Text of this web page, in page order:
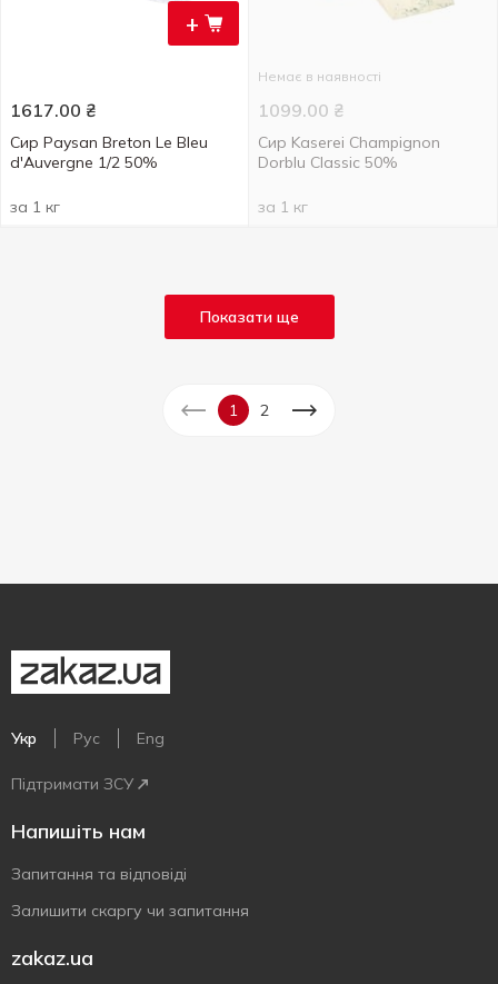
+
1617.00 ₴
Сир Paysan Breton Le Bleu
d'Auvergne 1/2 50%
за 1 кг
Немає в наявності
1099.00 ₴
Сир Kaserei Champignon
Dorblu Classic 50%
за 1 кг
Показати ще
1 2
Укр Рус Eng
Підтримати ЗСУ
Напишіть нам
Запитання та відповіді
Залишити скаргу чи запитання
zakaz.ua